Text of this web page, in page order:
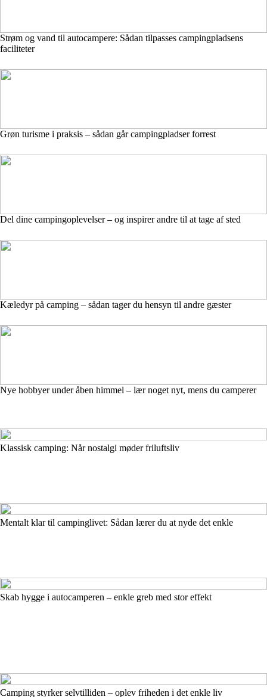
Strøm og vand til autocampere: Sådan tilpasses campingpladsens
faciliteter
Grøn turisme i praksis – sådan går campingpladser forrest
Del dine campingoplevelser – og inspirer andre til at tage af sted
Kæledyr på camping – sådan tager du hensyn til andre gæster
Nye hobbyer under åben himmel – lær noget nyt, mens du camperer
Klassisk camping: Når nostalgi møder friluftsliv
Mentalt klar til campinglivet: Sådan lærer du at nyde det enkle
Skab hygge i autocamperen – enkle greb med stor effekt
Camping styrker selvtilliden – oplev friheden i det enkle liv